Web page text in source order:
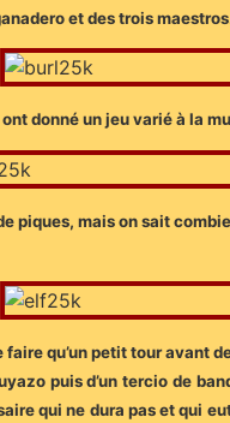
et des trois
donné un jeu varié à la
piques, mais on sait
qu’un petit tour
puis d’un tercio de
qui ne dura pas et qui